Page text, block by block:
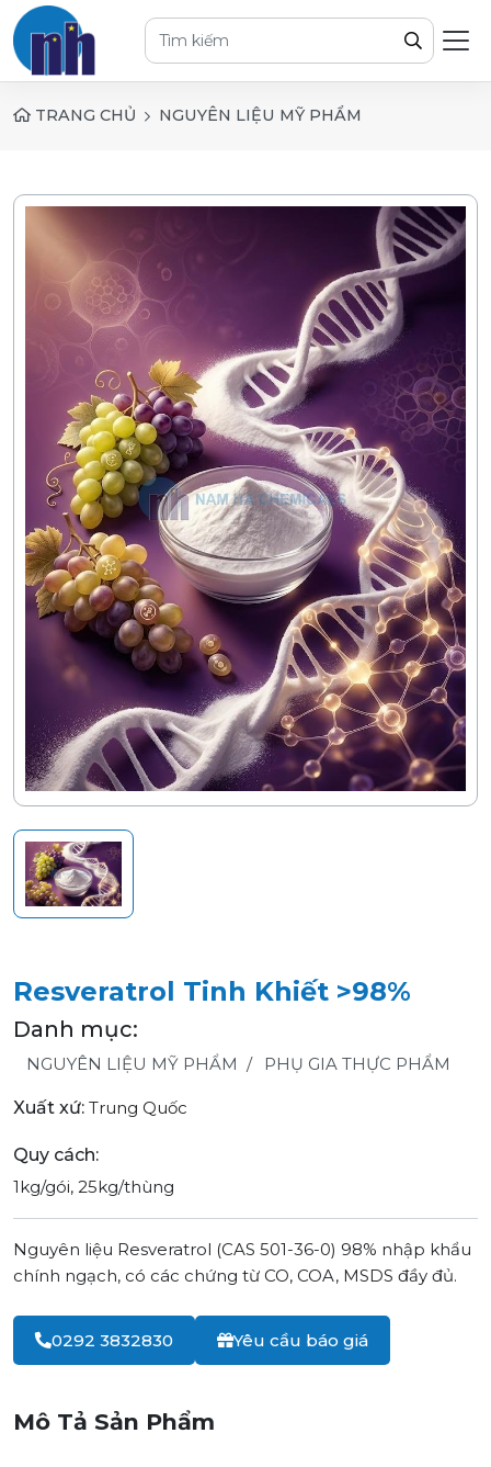
TRANG CHỦ NGUYÊN LIỆU MỸ PHẨM
Resveratrol Tinh Khiết >98%
Danh mục:
NGUYÊN LIỆU MỸ PHẨM PHỤ GIA THỰC PHẨM
Xuất xứ: Trung Quốc
Quy cách:
1kg/gói, 25kg/thùng
Nguyên liệu Resveratrol (CAS 501-36-0) 98% nhập khẩu
chính ngạch, có các chứng từ CO, COA, MSDS đầy đủ.
0292 3832830 Yêu cầu báo giá
Mô Tả Sản Phẩm